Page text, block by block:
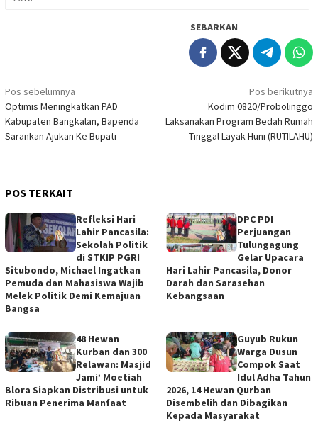
SEBARKAN
Navigasi
pos
Pos sebelumnya
Optimis Meningkatkan PAD
Kabupaten Bangkalan, Bapenda
Sarankan Ajukan Ke Bupati
Pos berikutnya
Kodim 0820/Probolinggo
Laksanakan Program Bedah Rumah
Tinggal Layak Huni (RUTILAHU)
POS TERKAIT
Refleksi Hari
Lahir Pancasila:
Sekolah Politik
di STKIP PGRI
Situbondo, Michael Ingatkan
Pemuda dan Mahasiswa Wajib
Melek Politik Demi Kemajuan
Bangsa
DPC PDI
Perjuangan
Tulungagung
Gelar Upacara
Hari Lahir Pancasila, Donor
Darah dan Sarasehan
Kebangsaan
48 Hewan
Kurban dan 300
Relawan: Masjid
Jami’ Moetiah
Blora Siapkan Distribusi untuk
Ribuan Penerima Manfaat
Guyub Rukun
Warga Dusun
Compok Saat
Idul Adha Tahun
2026, 14 Hewan Qurban
Disembelih dan Dibagikan
Kepada Masyarakat